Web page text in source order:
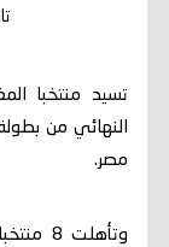
تسيد منتخبا
مصر.